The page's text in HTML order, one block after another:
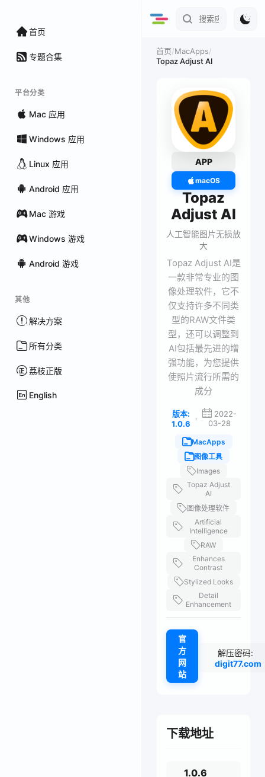
首页
专题合集
平台分类
Mac 应用
Windows 应用
Linux 应用
Android 应用
Mac 游戏
Windows 游戏
Android 游戏
其他
解决方案
所有分类
荔枝正版
English
首页/MacApps/
Topaz Adjust AI
APP
macOS
Topaz
Adjust AI
人工智能图片无损放
大
Topaz Adjust AI是
一款非常专业的图
像处理软件，它不
仅支持许多不同类
型的RAW文件类
型，还可以调整到
AI包括最先进的增
强功能，为您提供
使照片流行所需的
成分
版本:
1.0.6
·
2022-
03-28
MacApps
图像工具
Images
Topaz Adjust
AI
图像处理软件
Artificial
Intelligence
RAW
Enhances
Contrast
Stylized Looks
Detail
Enhancement
官
方
网
站
解压密码:
digit77.com
下载地址
1.0.6